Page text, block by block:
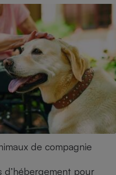
de compagnie
d’hébergement pour